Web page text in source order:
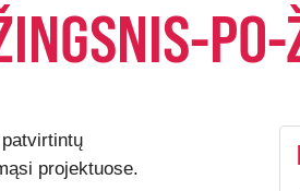
PO-
projektuose.